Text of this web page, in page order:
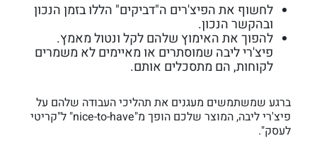
לחשוף את הפיצ'רים ה"דביקים" הללו בזמן הנכון
ובהקשר הנכון.
להפוך את האימוץ שלהם לקל ונטול מאמץ.
פיצ'רי ליבה שמוסתרים או מאיימים לא משמרים
לקוחות, הם מתסכלים אותם.
ברגע שמשתמשים מעגנים את תהליכי העבודה שלהם על
פיצ'רי ליבה, המוצר שלכם הופך מ"nice-to-have" ל"קריטי
לעסק".